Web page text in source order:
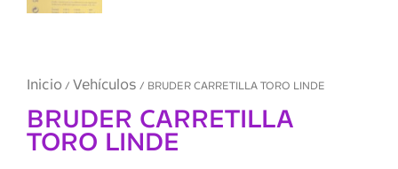
Inicio / Vehículos / BRUDER CARRETILLA TORO LINDE
BRUDER CARRETILLA
TORO LINDE